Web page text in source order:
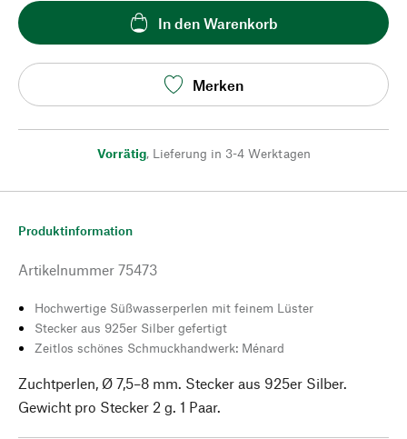
In den Warenkorb
Merken
Vorrätig, Lieferung in 3-4 Werktagen
Produktinformation
Artikelnummer 75473
Hochwertige Süßwasserperlen mit feinem Lüster
Stecker aus 925er Silber gefertigt
Zeitlos schönes Schmuckhandwerk: Ménard
Zuchtperlen, Ø 7,5–8 mm. Stecker aus 925er Silber.
Gewicht pro Stecker 2 g. 1 Paar.